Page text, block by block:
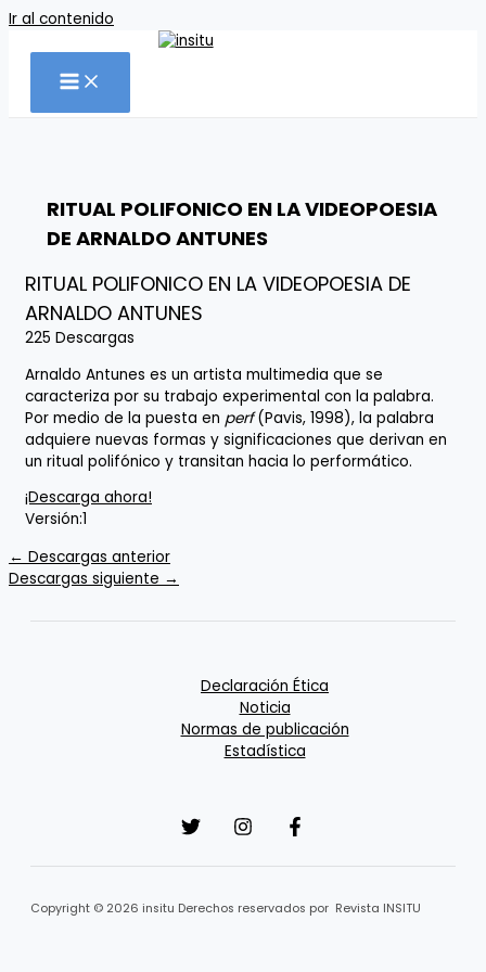
Ir al contenido
RITUAL POLIFONICO EN LA VIDEOPOESIA
DE ARNALDO ANTUNES
RITUAL POLIFONICO EN LA VIDEOPOESIA DE
ARNALDO ANTUNES
225 Descargas
Arnaldo Antunes es un artista multimedia que se
caracteriza por su trabajo experimental con la palabra.
Por medio de la puesta en perf(Pavis, 1998), la palabra
adquiere nuevas formas y significaciones que derivan en
un ritual polifónico y transitan hacia lo performático.
¡Descarga ahora!
Versión:1
← Descargas anterior
Descargas siguiente →
Declaración Ética
Noticia
Normas de publicación
Estadística
Copyright © 2026 insitu Derechos reservados por Revista INSITU